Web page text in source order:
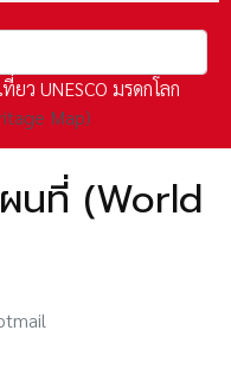
ที่ยว UNESCO มรดกโลก
Map)
นที่ (World